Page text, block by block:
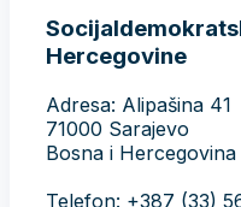
Hercegovine
Adresa: Alipašina 41
71000 Sarajevo
Bosna i Hercegovina
Telefon: +387 (33)